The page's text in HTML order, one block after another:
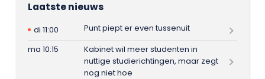
Laatste nieuws
di 11:00
Punt piept er even tussenuit
ma 10:15
Kabinet wil meer studenten in
nuttige studierichtingen, maar zegt
nog niet hoe